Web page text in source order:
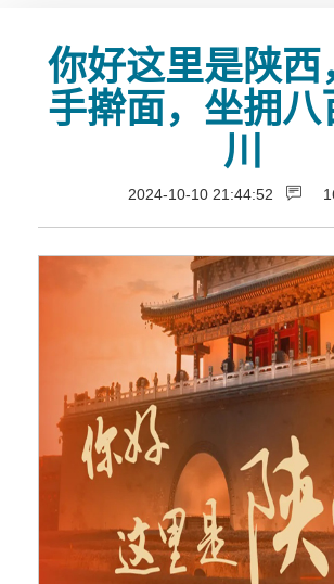
你好这里是陕西
手擀面，坐拥八
川
2024-10-10 21:44:52